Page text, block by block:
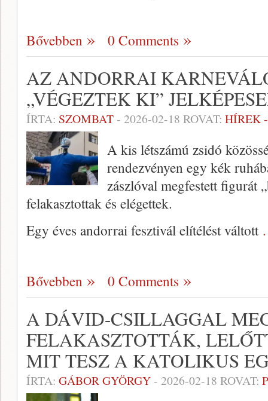
Bővebben 0 Comments
AZ ANDORRAI
„VÉGEZTEK KI”
ÍRTA: SZOMBAT- 2026-02-18 ROVAT: HÍREK
A kis létszámú zsidó
rendezvényen egy kék
zászlóval megfestett figurát
felakasztottak és elégettek.
Egy éves andorrai fesztivál elítélést váltott
Bővebben 0 Comments
A DÁVID-CSILLAGGAL
FELAKASZTOTTÁK,
MIT TESZ A KATOLIKUS
ÍRTA: GÁBOR GYÖRGY- 2026-02-18 ROVAT: